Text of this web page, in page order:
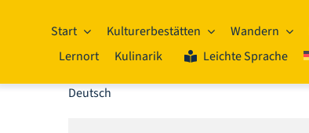
Start Kulturerbestätten Wandern
Lernort
Kulinarik Leichte Sprache
Deutsch